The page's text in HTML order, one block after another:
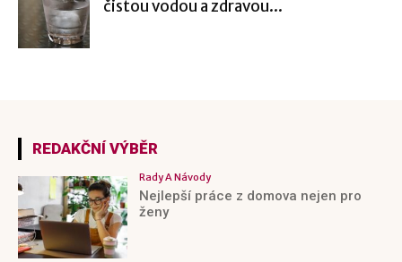
čistou vodou a zdravou...
REDAKČNÍ VÝBĚR
Rady A Návody
Nejlepší práce z domova nejen pro
ženy